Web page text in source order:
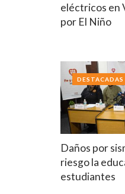
eléctricos en
por El Niño
Daños por
riesgo la
estudiantes
DESTACADAS